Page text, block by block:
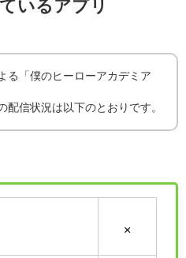
いるアプリ
る「僕のヒーローアカデミア
配信状況は以下のとおりです。
×